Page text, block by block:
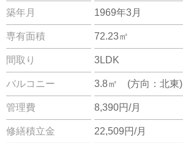
築年月 1969年3月
専有面積 72.23㎡
間取り 3LDK
バルコニー 3.8㎡ (方向：北東)
管理費 8,390円/月
修繕積立金 22,509円/月